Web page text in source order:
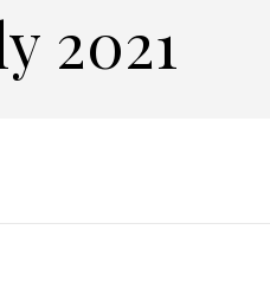
2021